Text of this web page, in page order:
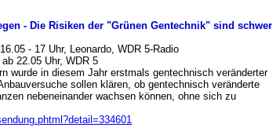
- Die Risiken der "Grünen Gentechnik" sind schwer
- 17 Uhr, Leonardo, WDR 5-Radio
22.05 Uhr, WDR 5
wurde in diesem Jahr erstmals gentechnisch veränderter
sollen klären, ob gentechnisch veränderte
nebeneinander wachsen können, ohne sich zu